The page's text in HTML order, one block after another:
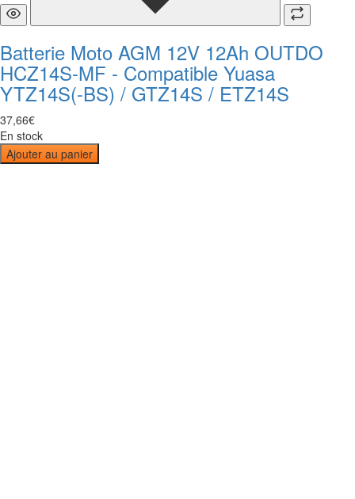
Batterie Moto AGM 12V 12Ah OUTDO
HCZ14S-MF - Compatible Yuasa
YTZ14S(-BS) / GTZ14S / ETZ14S
37,66€
En stock
Ajouter au panier